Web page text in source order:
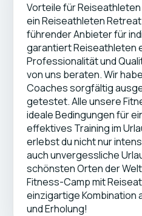
Vorteile für
ein Reiseathleten
führender Anbieter für
garantiert Reiseathleten
Professionalität und
von uns beraten. Wir
Coaches sorgfältig
getestet. Alle unsere
ideale Bedingungen für
effektives Training im
erlebst du nicht nur
auch unvergessliche
schönsten Orten der
Fitness-Camp mit
einzigartige Kombination
und Erholung!